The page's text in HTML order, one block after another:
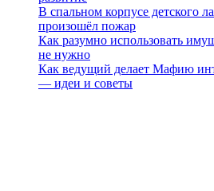
В спальном корпусе детского
произошёл пожар
Как разумно использовать
не нужно
Как ведущий делает Мафию
— идеи и советы